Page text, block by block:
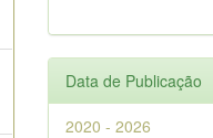
Data de Publicação
2020 - 2026